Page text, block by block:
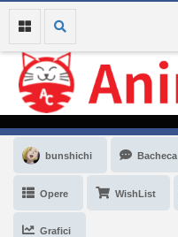
bunshichi Bacheca
Opere WishList
Grafici